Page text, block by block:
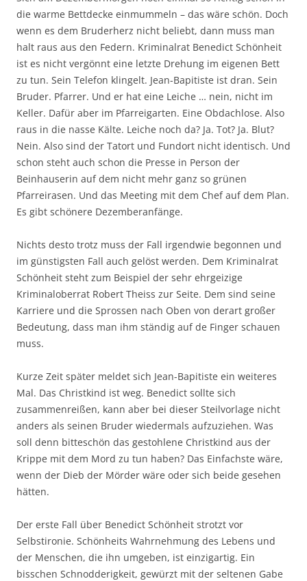
die warme Bettdecke einmummeln – das wäre schön. Doch
wenn es dem Bruderherz nicht beliebt, dann muss man
halt raus aus den Federn. Kriminalrat Benedict Schönheit
ist es nicht vergönnt eine letzte Drehung im eigenen Bett
zu tun. Sein Telefon klingelt. Jean-Bapitiste ist dran. Sein
Bruder. Pfarrer. Und er hat eine Leiche … nein, nicht im
Keller. Dafür aber im Pfarreigarten. Eine Obdachlose. Also
raus in die nasse Kälte. Leiche noch da? Ja. Tot? Ja. Blut?
Nein. Also sind der Tatort und Fundort nicht identisch. Und
schon steht auch schon die Presse in Person der
Beinhauserin auf dem nicht mehr ganz so grünen
Pfarreirasen. Und das Meeting mit dem Chef auf dem Plan.
Es gibt schönere Dezemberanfänge.
Nichts desto trotz muss der Fall irgendwie begonnen und
im günstigsten Fall auch gelöst werden. Dem Kriminalrat
Schönheit steht zum Beispiel der sehr ehrgeizige
Kriminaloberrat Robert Theiss zur Seite. Dem sind seine
Karriere und die Sprossen nach Oben von derart großer
Bedeutung, dass man ihm ständig auf de Finger schauen
muss.
Kurze Zeit später meldet sich Jean-Bapitiste ein weiteres
Mal. Das Christkind ist weg. Benedict sollte sich
zusammenreißen, kann aber bei dieser Steilvorlage nicht
anders als seinen Bruder wiedermals aufzuziehen. Was
soll denn bitteschön das gestohlene Christkind aus der
Krippe mit dem Mord zu tun haben? Das Einfachste wäre,
wenn der Dieb der Mörder wäre oder sich beide gesehen
hätten.
Der erste Fall über Benedict Schönheit strotzt vor
Selbstironie. Schönheits Wahrnehmung des Lebens und
der Menschen, die ihn umgeben, ist einzigartig. Ein
bisschen Schnodderigkeit, gewürzt mit der seltenen Gabe